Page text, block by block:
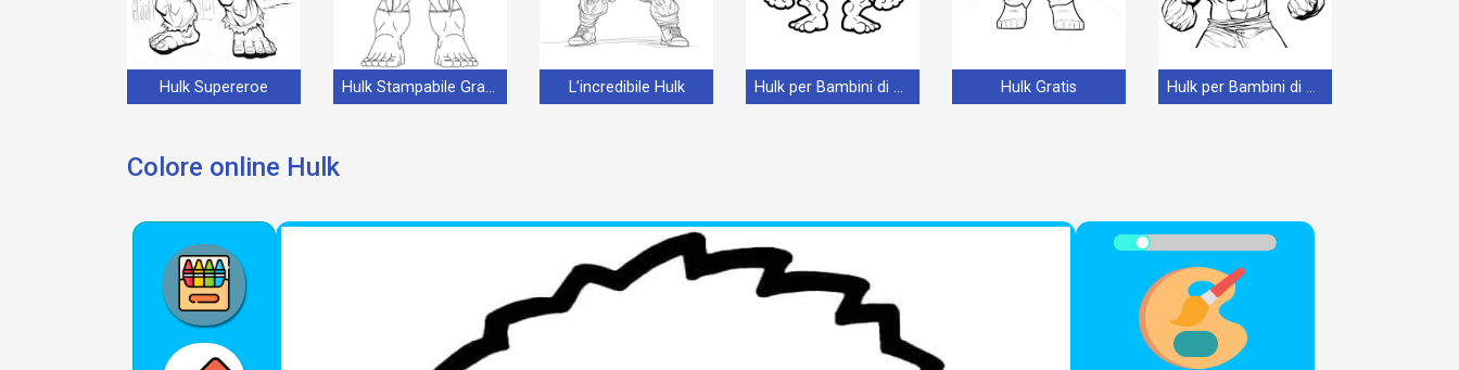
Hulk Supereroe Hulk Stampabile Gratuito L’incredibile Hulk Hulk per Bambini di 3 Anni Hulk Gratis Hulk per Bambini di 6 Anni
Colore online Hulk